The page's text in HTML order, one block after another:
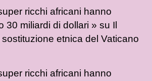
ricchi africani hanno
30 miliardi di dollari » su Il
etnica del Vaticano
ricchi africani hanno